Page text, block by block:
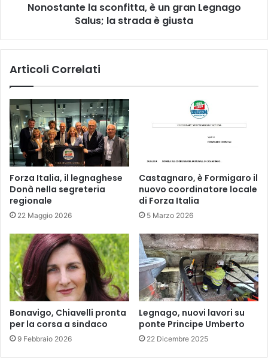
stradaNonostante la sconfitta, è un gran Legnago
Salus; la strada è giusta
Articoli Correlati
Forza Italia, il legnaghese
Donà nella segreteria
regionale
22 Maggio 2026
Castagnaro, è Formigaro il
nuovo coordinatore locale
di Forza Italia
5 Marzo 2026
Bonavigo, Chiavelli pronta
per la corsa a sindaco
9 Febbraio 2026
Legnago, nuovi lavori su
ponte Principe Umberto
22 Dicembre 2025